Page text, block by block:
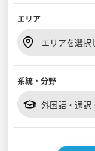
見学会
エリア
エリアを選択
系統・分野
外国語・通訳